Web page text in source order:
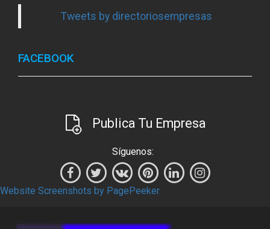
Tweets by directoriosempresas
FACEBOOK
Publica Tu Empresa
Síguenos:
Website Screenshots by PagePeeker